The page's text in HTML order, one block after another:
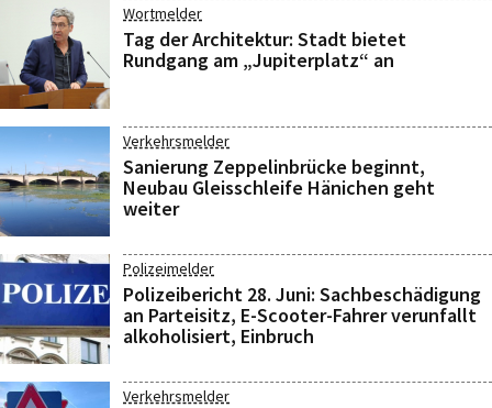
Wortmelder
Tag der Architektur: Stadt bietet
Rundgang am „Jupiterplatz“ an
Verkehrsmelder
Sanierung Zeppelinbrücke beginnt,
Neubau Gleisschleife Hänichen geht
weiter
Polizeimelder
Polizeibericht 28. Juni: Sachbeschädigung
an Parteisitz, E-Scooter-Fahrer verunfallt
alkoholisiert, Einbruch
Verkehrsmelder